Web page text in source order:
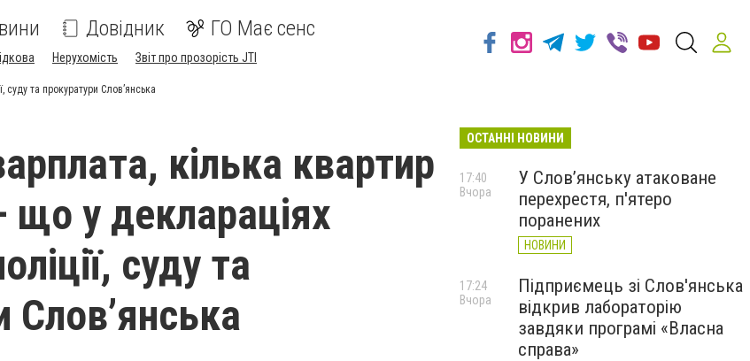
Довідник ГО Має сенс
Нерухомість Звіт про прозорість JTI
суду та прокуратури Слов’янська
кілька квартир
що у деклараціях
суду та
Слов’янська
ОСТАННІ НОВИНИ
У Слов’янську атаковане
перехрестя, п'ятеро
поранених
НОВИНИ
17:40
Вчора
Підприємець зі Слов'янська
відкрив лабораторію
завдяки програмі «Власна
справа»
17:24
Вчора